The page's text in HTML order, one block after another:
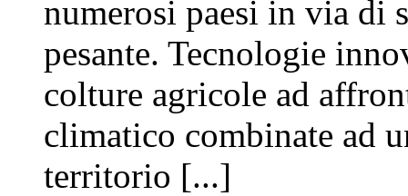
numerosi paesi in via di
pesante. Tecnologie
colture agricole ad
climatico combinate ad
territorio [...]